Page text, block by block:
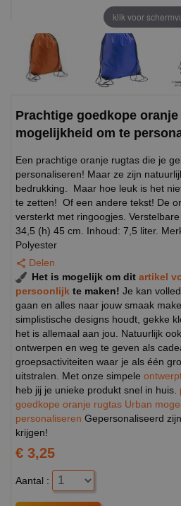
klik voor
Prachtige goedkope
mogelijkheid om te
Een prachtige oranje rugtas die je
personaliseren! Maar ze zijn
bedrukking. Maar hoe leuk is het
te zetten! Of een andere tekst! De
versterkt met ringoogjes.
34,5 (h) 45 cm. Inhoud: 7,5 liter.
Polyester
Delen
Het is mogelijk om dit artikel
persoonlijk te maken! Je kan
gaan en alles naar jouw smaak
simplistische designs houdt, gekke
het is allemaal aan jou. Natuurlijk
ontwerpen en weg te geven als
groepsactiviteiten waar je als één
uitstralen. Met onze simpele
heb jij je unieke produkt snel in huis.
goedkope oranje rugtas Urban
personaliseren Gepersonaliseerd
krijgen!
€ 3,25
Aantal :